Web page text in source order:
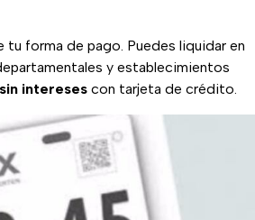
tu forma de pago. Puedes liquidar en
y establecimientos
intereses con tarjeta de crédito.